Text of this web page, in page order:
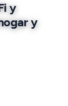
y
y